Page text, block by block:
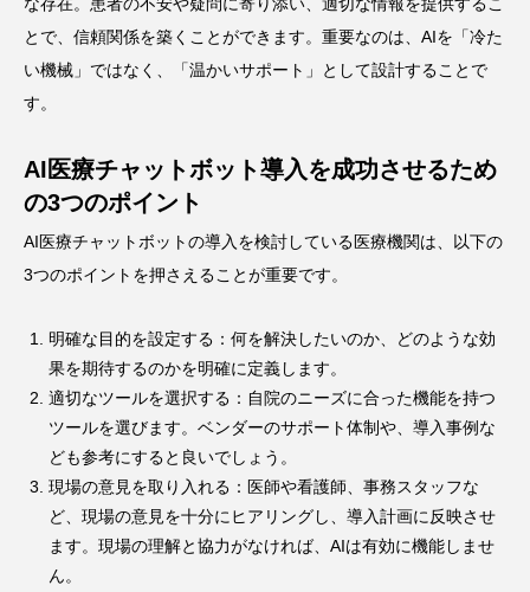
な存在。患者の不安や疑問に寄り添い、適切な情報を提供するこ
とで、信頼関係を築くことができます。重要なのは、AIを「冷た
い機械」ではなく、「温かいサポート」として設計することで
す。
AI医療チャットボット導入を成功させるため
の3つのポイント
AI医療チャットボットの導入を検討している医療機関は、以下の
3つのポイントを押さえることが重要です。
明確な目的を設定する：何を解決したいのか、どのような効
果を期待するのかを明確に定義します。
適切なツールを選択する：自院のニーズに合った機能を持つ
ツールを選びます。ベンダーのサポート体制や、導入事例な
ども参考にすると良いでしょう。
現場の意見を取り入れる：医師や看護師、事務スタッフな
ど、現場の意見を十分にヒアリングし、導入計画に反映させ
ます。現場の理解と協力がなければ、AIは有効に機能しませ
ん。